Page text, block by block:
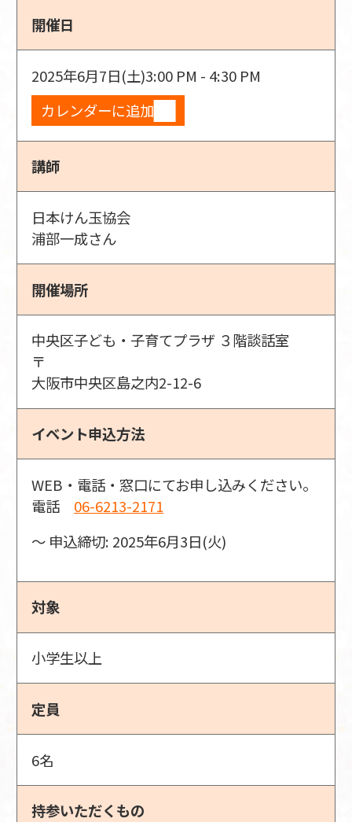
開催日
2025年6月7日(土)3:00 PM - 4:30 PM
カレンダーに追加
講師
日本けん玉協会
浦部一成さん
開催場所
中央区子ども・子育てプラザ ３階談話室
〒
大阪市中央区島之内2-12-6
イベント申込方法
WEB・電話・窓口にてお申し込みください。
電話 06-6213-2171
〜 申込締切: 2025年6月3日(火)
対象
小学生以上
定員
6名
持参いただくもの